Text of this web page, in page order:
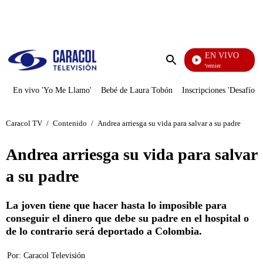
Enviar
EN VIVO
Noches De Premier
En vivo 'Yo Me Llamo' Bebé de Laura Tobón Inscripciones 'Desafío'
Caracol TV / Contenido / Andrea arriesga su vida para salvar a su padre
Andrea arriesga su vida para salvar
a su padre
La joven tiene que hacer hasta lo imposible para
conseguir el dinero que debe su padre en el hospital o
de lo contrario será deportado a Colombia.
Por: Caracol Televisión